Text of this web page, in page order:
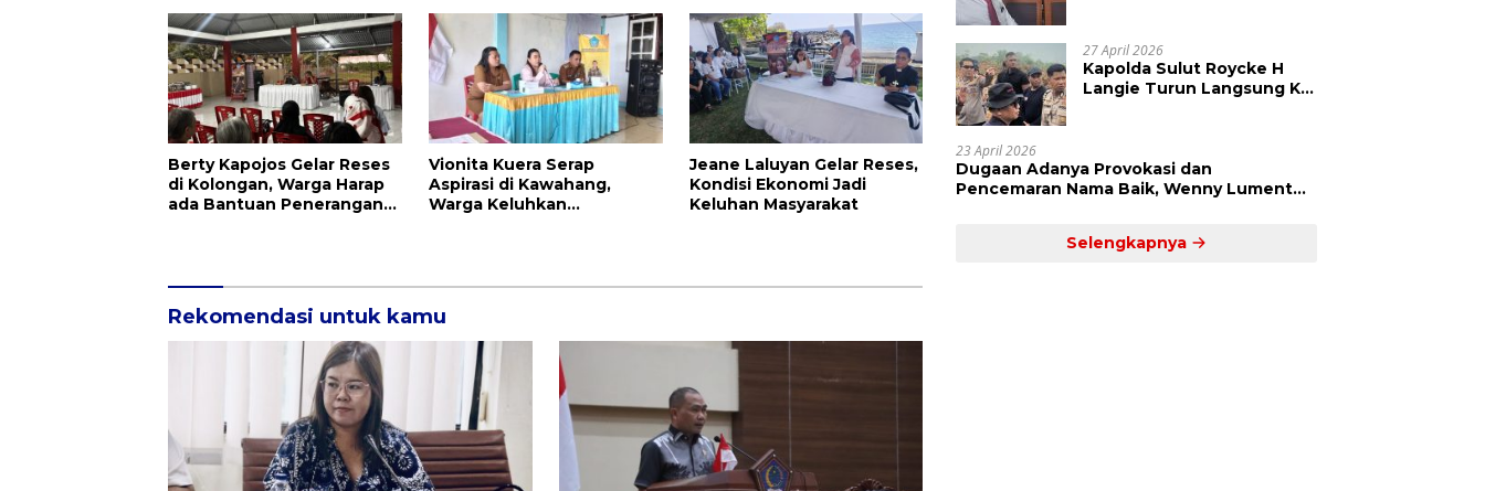
Berty Kapojos Gelar Reses
di Kolongan, Warga Harap
ada Bantuan Penerangan
Vionita Kuera Serap
Aspirasi di Kawahang,
Warga Keluhkan
Jeane Laluyan Gelar Reses,
Kondisi Ekonomi Jadi
Keluhan Masyarakat
Rekomendasi untuk kamu
27 April 2026
Kapolda Sulut Roycke H
Langie Turun Langsung Ke
23 April 2026
Dugaan Adanya Provokasi dan
Pencemaran Nama Baik, Wenny Lumentut
Selengkapnya